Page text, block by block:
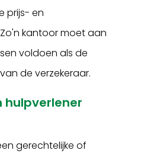
prijs- en
kantoor moet aan
voldoen als de
de verzekeraar.
hulpverlener
gerechtelijke of